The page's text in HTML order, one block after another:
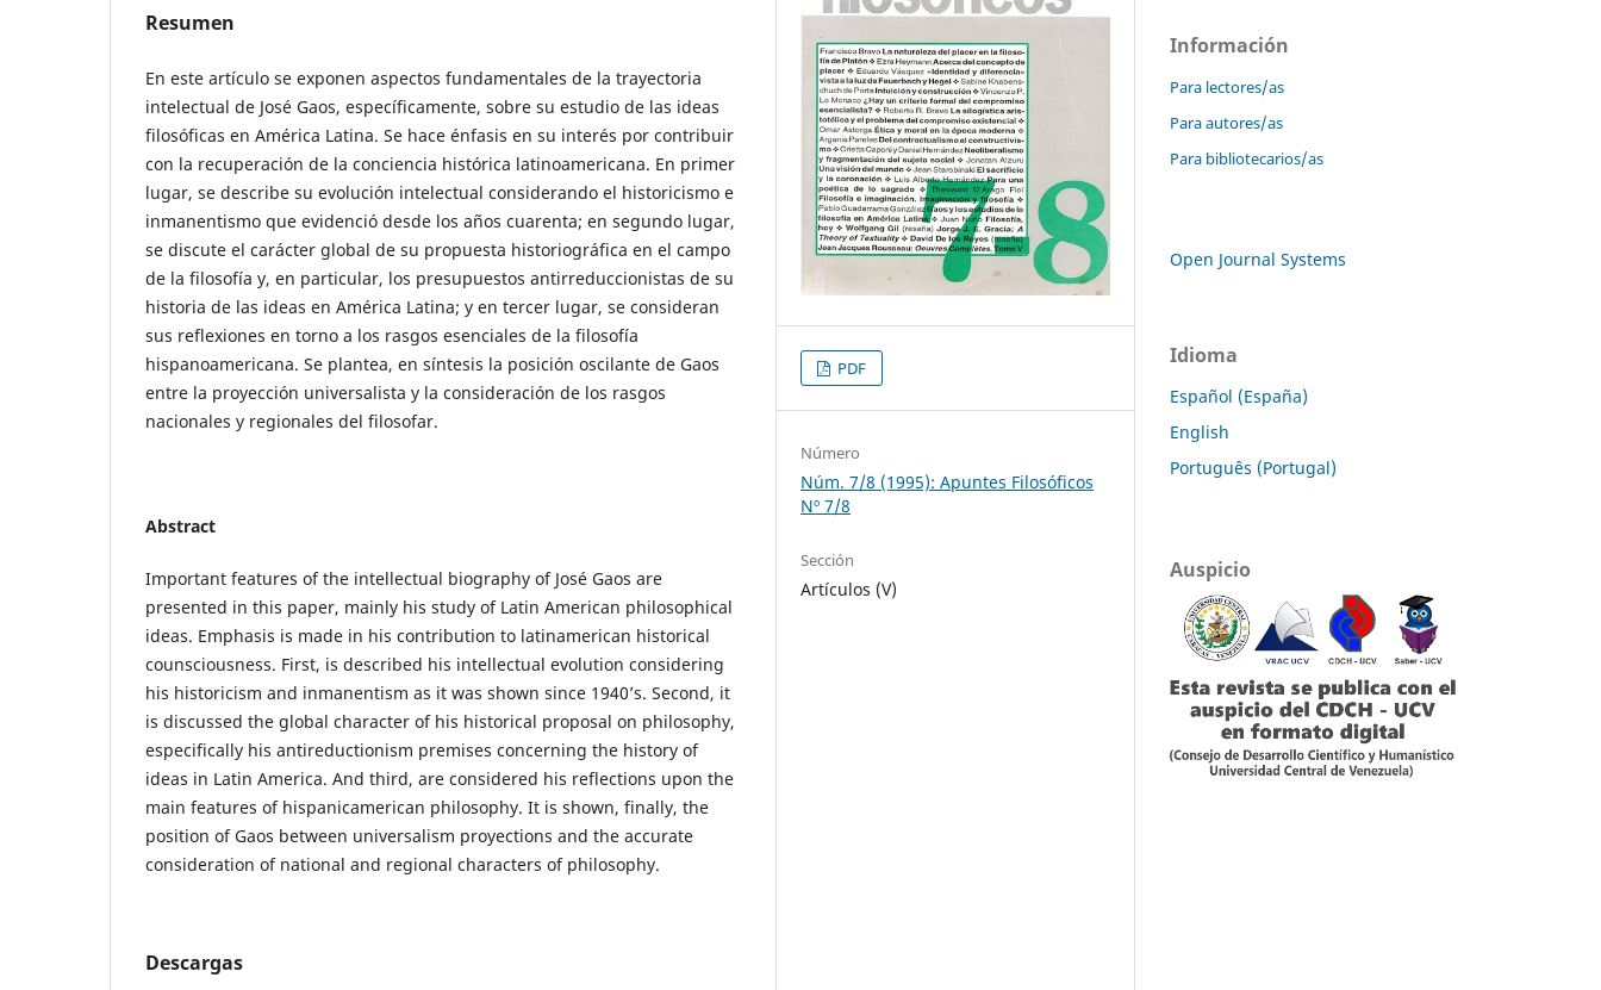
Resumen
En este artículo se exponen aspectos fundamentales de la trayectoria
intelectual de José Gaos, específicamente, sobre su estudio de las ideas
filosóficas en América Latina. Se hace énfasis en su interés por contribuir
con la recuperación de la conciencia histórica latinoamericana. En primer
lugar, se describe su evolución intelectual considerando el historicismo e
inmanentismo que evidenció desde los años cuarenta; en segundo lugar,
se discute el carácter global de su propuesta historiográfica en el campo
de la filosofía y, en particular, los presupuestos antirreduccionistas de su
historia de las ideas en América Latina; y en tercer lugar, se consideran
sus reflexiones en torno a los rasgos esenciales de la filosofía
hispanoamericana. Se plantea, en síntesis la posición oscilante de Gaos
entre la proyección universalista y la consideración de los rasgos
nacionales y regionales del filosofar.
Abstract
Important features of the intellectual biography of José Gaos are
presented in this paper, mainly his study of Latin American philosophical
ideas. Emphasis is made in his contribution to latinamerican historical
counsciousness. First, is described his intellectual evolution considering
his historicism and inmanentism as it was shown since 1940’s. Second, it
is discussed the global character of his historical proposal on philosophy,
especifically his antireductionism premises concerning the history of
ideas in Latin America. And third, are considered his reflections upon the
main features of hispanicamerican philosophy. It is shown, finally, the
position of Gaos between universalism proyections and the accurate
consideration of national and regional characters of philosophy.
Descargas
PDF
Número
Núm. 7/8 (1995): Apuntes Filosóficos
Nº 7/8
Sección
Artículos (V)
Información
Para lectores/as
Para autores/as
Para bibliotecarios/as
Open Journal Systems
Idioma
Español (España)
English
Português (Portugal)
Auspicio